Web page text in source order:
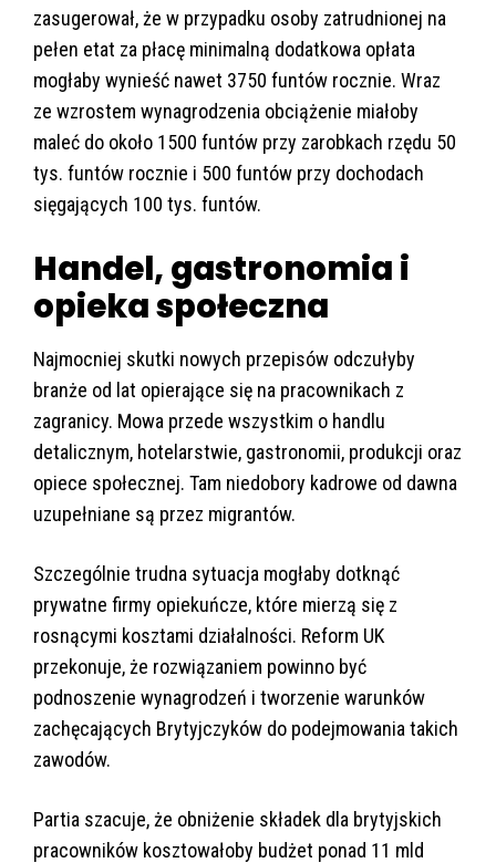
zasugerował, że w przypadku osoby zatrudnionej na
pełen etat za płacę minimalną dodatkowa opłata
mogłaby wynieść nawet 3750 funtów rocznie. Wraz
ze wzrostem wynagrodzenia obciążenie miałoby
maleć do około 1500 funtów przy zarobkach rzędu 50
tys. funtów rocznie i 500 funtów przy dochodach
sięgających 100 tys. funtów.
Handel, gastronomia i
opieka społeczna
Najmocniej skutki nowych przepisów odczułyby
branże od lat opierające się na pracownikach z
zagranicy. Mowa przede wszystkim o handlu
detalicznym, hotelarstwie, gastronomii, produkcji oraz
opiece społecznej. Tam niedobory kadrowe od dawna
uzupełniane są przez migrantów.
Szczególnie trudna sytuacja mogłaby dotknąć
prywatne firmy opiekuńcze, które mierzą się z
rosnącymi kosztami działalności. Reform UK
przekonuje, że rozwiązaniem powinno być
podnoszenie wynagrodzeń i tworzenie warunków
zachęcających Brytyjczyków do podejmowania takich
zawodów.
Partia szacuje, że obniżenie składek dla brytyjskich
pracowników kosztowałoby budżet ponad 11 mld